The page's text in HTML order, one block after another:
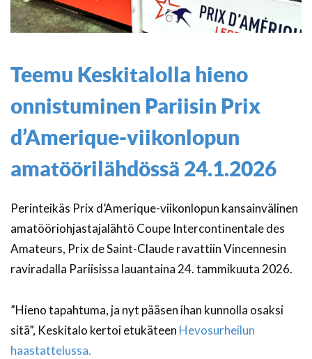
Teemu Keskitalolla hieno
onnistuminen Pariisin Prix
d’Amerique-viikonlopun
amatöörilähdössä 24.1.2026
Perinteikäs Prix d’Amerique-viikonlopun kansainvälinen
amatööriohjastajalähtö Coupe Intercontinentale des
Amateurs, Prix de Saint-Claude ravattiin Vincennesin
raviradalla Pariisissa lauantaina 24. tammikuuta 2026.
”Hieno tapahtuma, ja nyt pääsen ihan kunnolla osaksi
sitä”, Keskitalo kertoi etukäteen Hevosurheilun
haastattelussa.